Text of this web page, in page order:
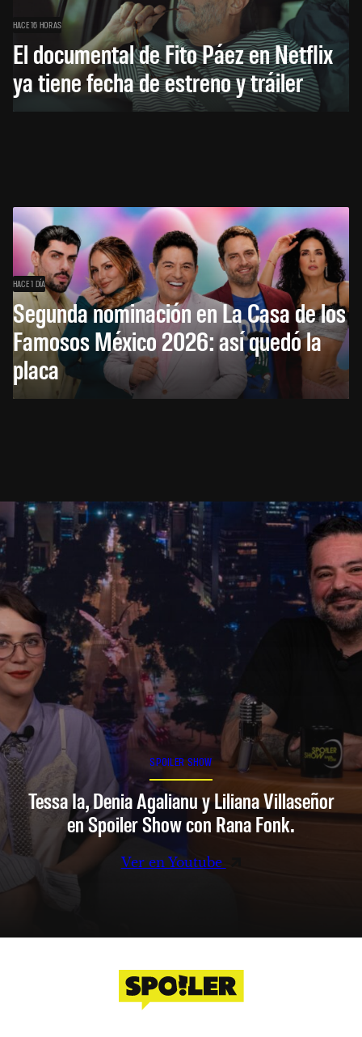
HACE 16 HORAS
El documental de Fito Páez en Netflix
ya tiene fecha de estreno y tráiler
HACE 1 DÍA
Segunda nominación en La Casa de los
Famosos México 2026: así quedó la
placa
SPOILER SHOW
Tessa Ia, Denia Agalianu y Liliana Villaseñor
en Spoiler Show con Rana Fonk.
Ver en Youtube